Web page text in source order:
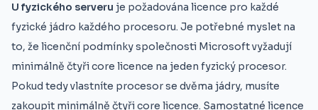
U fyzického serveru je požadována licence pro každé
fyzické jádro každého procesoru. Je potřebné myslet na
to, že licenční podmínky společnosti Microsoft vyžadují
minimálně čtyři core licence na jeden fyzický procesor.
Pokud tedy vlastníte procesor se dvěma jádry, musíte
zakoupit minimálně čtyři core licence. Samostatné licence